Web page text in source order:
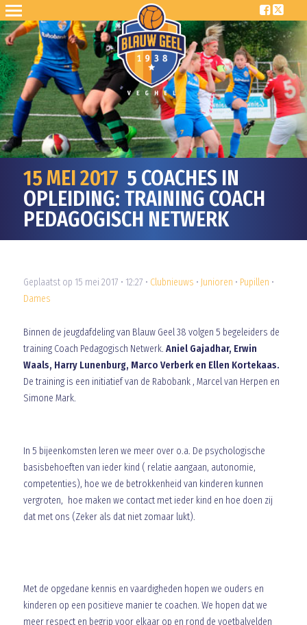
15 MEI 2017 5 COACHES IN
OPLEIDING: TRAINING COACH
PEDAGOGISCH NETWERK
Geplaatst op 15 mei 2017 • 12:27 • Clubnieuws • Junioren • Pupillen •
Dames
Binnen de jeugdafdeling van Blauw Geel 38 volgen 5 begeleiders de
training Coach Pedagogisch Netwerk. Aniel Gajadhar, Erwin
Waals, Harry Lunenburg, Marco Verberk en Ellen Kortekaas.
De training is een initiatief van de Rabobank , Marcel van Herpen en
Simone Mark.
In 5 bijeenkomsten leren we meer over o.a. De psychologische
basisbehoeften van ieder kind ( relatie aangaan, autonomie,
competenties), hoe we de betrokkenheid van kinderen kunnen
vergroten, hoe maken we contact met ieder kind en hoe doen zij
dat met ons (Zeker als dat niet zomaar lukt).
Met de opgedane kennis en vaardigheden hopen we ouders en
kinderen op een positieve manier te coachen. We hopen dat we
meer respect en begrip voor elkaar op en rond de voetbalvelden